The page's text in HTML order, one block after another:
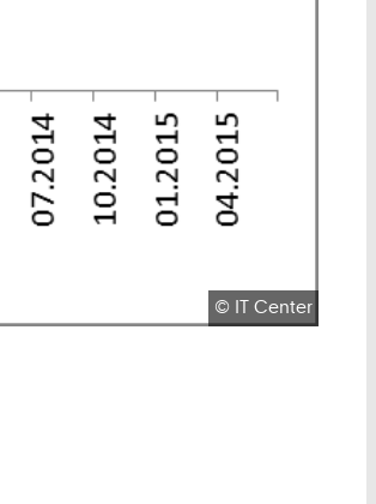
Urheberrecht:
© IT Center